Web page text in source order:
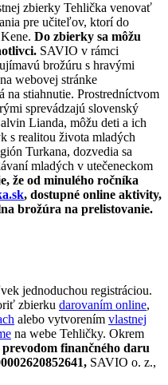
zbierky Tehlička venovať
pre učiteľov, ktorí do
Do zbierky sa môžu
SAVIO v rámci
brožúru s hravými
webovej stránke
na stiahnutie. Prostredníctvom
sprevádzajú slovenský
Lianda, môžu deti a ich
s realitou života mladých
Turkana, dozvedia sa
mladých v utečeneckom
že od minulého ročníka
, dostupné online aktivity,
brožúra na prelistovanie.
jednoduchou registráciou.
zbierku darovaním online,
alebo vytvorením vlastnej
na webe Tehličky. Okrem
finančného daru
SAVIO o. z.,